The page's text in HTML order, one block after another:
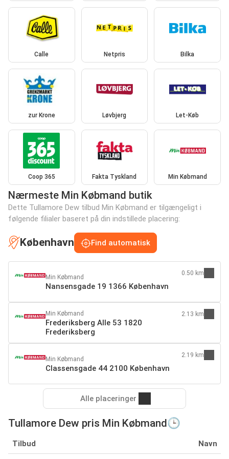
Calle Netpris Bilka
zur Krone Løvbjerg Let-Køb
Coop 365 Fakta Tyskland Min Købmand
Nærmeste Min Købmand butik
Dette Tullamore Dew tilbud Min Købmand er tilgængeligt i
følgende filialer baseret på din indstillede placering:
København Find automatisk
Min Købmand
Nansensgade 19 1366 København
0.50 km
Min Købmand
Frederiksberg Alle 53 1820
Frederiksberg
2.13 km
Min Købmand
Classensgade 44 2100 København
2.19 km
Alle placeringer
Tullamore Dew pris Min Købmand🕒
Tilbud Navn